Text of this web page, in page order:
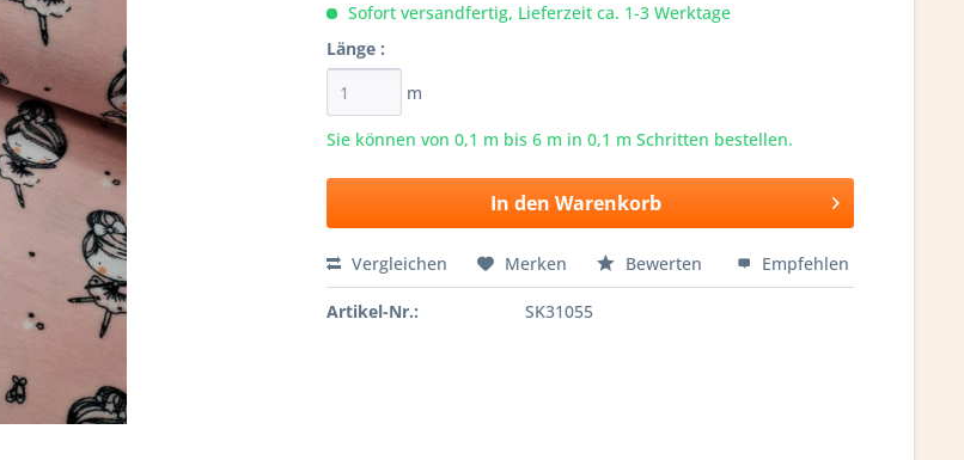
Sofort versandfertig, Lieferzeit ca. 1-3 Werktage
Länge :
m
Sie können von 0,1 m bis6 m in 0,1 m Schritten bestellen.
In den Warenkorb
Vergleichen Merken Bewerten Empfehlen
Artikel-Nr.: SK31055